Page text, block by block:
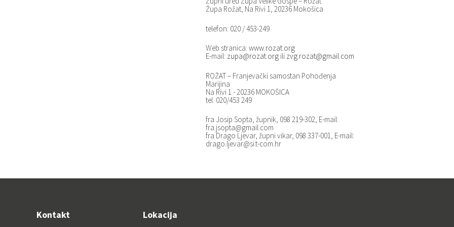
Župa Rožat, Na Rivi 1, 20236 Mokošica
telefon: 020 / 453-249
Web stranica: www.rozat.org
E-mail: zupa@rozat.org ili zvg.rozat@gmail.com
ROŽAT – Franjevački samostan Pohođenja
Marijina
Na Rivi 1 - 20236 MOKOŠICA
tel. 020/453 249
fra Josip Sopta, župnik, 098 219-302, E-mail:
fra.jsopta@gmail.com
fra Drago Ljevar, župni vikar, 098 337-001, E-mail:
drago.ljevar@si.t-com.hr
Kontakt Lokacija